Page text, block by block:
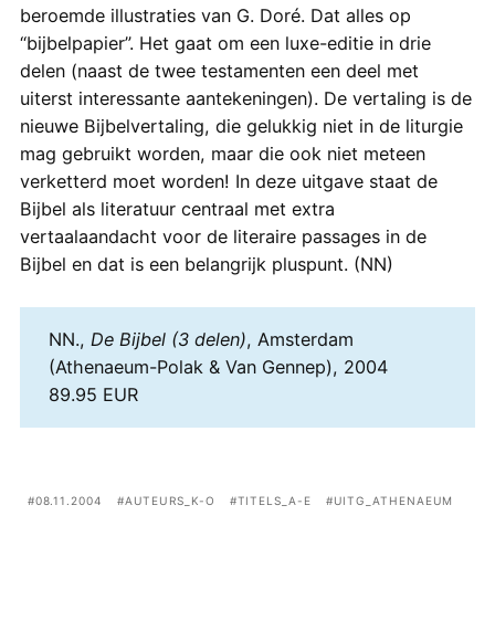
beroemde illustraties van G. Doré. Dat alles op
“bijbelpapier”. Het gaat om een luxe-editie in drie
delen (naast de twee testamenten een deel met
uiterst interessante aantekeningen). De vertaling is de
nieuwe Bijbelvertaling, die gelukkig niet in de liturgie
mag gebruikt worden, maar die ook niet meteen
verketterd moet worden! In deze uitgave staat de
Bijbel als literatuur centraal met extra
vertaalaandacht voor de literaire passages in de
Bijbel en dat is een belangrijk pluspunt. (NN)
NN., De Bijbel (3 delen), Amsterdam
(Athenaeum-Polak & Van Gennep), 2004
89.95 EUR
08.11.2004 AUTEURS_K-O TITELS_A-E UITG_ATHENAEUM